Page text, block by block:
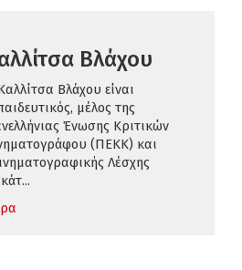
Βλάχου
Βλάχου είναι
μέλος της
Ένωσης Κριτικών
(ΠΕΚΚ) και
Λέσχης